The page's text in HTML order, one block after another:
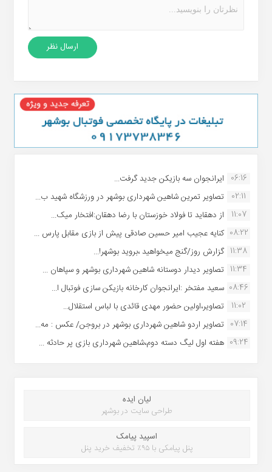
06:16 ایرانجوان سه بازیکن جدید گرفت...
02:11
تصاویر تمرین شاهین شهردارى بوشهر در ورزشگاه شهید ب...
11:07
از دهقاید تا فولاد خوزستان با رضا دهقان:افتخار میک...
08:22 کنایه عجیب امیر حسین صادقی پیش از بازی مقابل پارس ...
11:38 گزارش روز/گنج میخواهید ،بروید بوشهر!...
11:34 تصاویر دیدار دوستانه شاهین شهردارى بوشهر و سپاهان ...
08:46 سعید مفتخر :ایرانجوان کارخانه بازیکن سازی فوتبال ا...
11:02
تصاویر،اولین حضور مهدی قائدی با لباس استقلال...
07:14 تصاویر اردو شاهین شهرداری بوشهر در بروجن/ عکس : مه...
09:24 هفته اول لیگ دسته دوم،شاهین شهرداری بازی پر حادثه ...
لیان ایده
طراحی سایت در بوشهر
اسپید پیامک
پنل پیامکی با ۹۵٪ تخفیف خرید پنل